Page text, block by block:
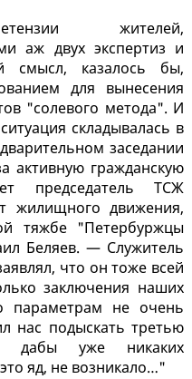
жителей,
аж двух экспертиз и
смысл, казалось бы,
для вынесения
"солевого метода". И
складывалась в
заседании
активную гражданскую
председатель ТСЖ
жилищного движения,
тяжбе "Петербуржцы
Беляев. — Служитель
что он тоже всей
заключения наших
параметрам не очень
нас подыскать третью
дабы уже никаких
яд, не возникало…"